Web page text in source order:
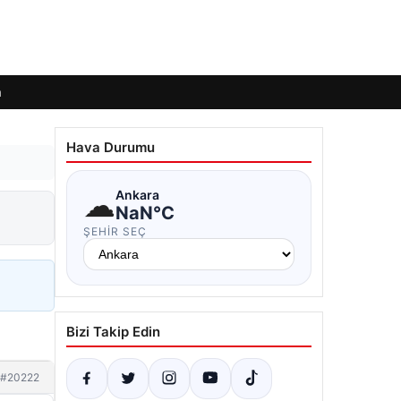
#20222
Hava Durumu
☁Ankara
NaN°C
ŞEHIR SEÇ
Bizi Takip Edin